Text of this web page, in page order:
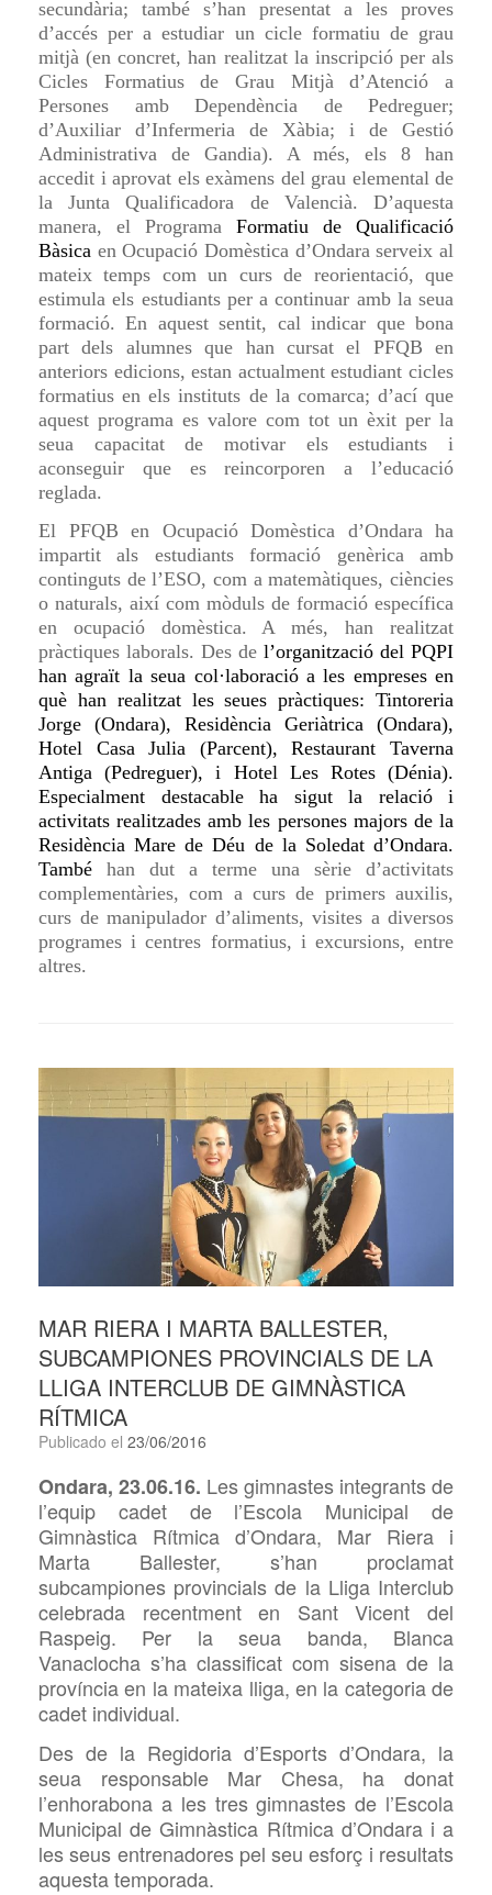
secundària; també s’han presentat a les proves
d’accés per a estudiar un cicle formatiu de grau
mitjà (en concret, han realitzat la inscripció per als
Cicles Formatius de Grau Mitjà d’Atenció a
Persones amb Dependència de Pedreguer;
d’Auxiliar d’Infermeria de Xàbia; i de Gestió
Administrativa de Gandia). A més, els 8 han
accedit i aprovat els exàmens del grau elemental de
la Junta Qualificadora de Valencià. D’aquesta
manera, el Programa Formatiu de Qualificació
Bàsica en Ocupació Domèstica d’Ondara serveix al
mateix temps com un curs de reorientació, que
estimula els estudiants per a continuar amb la seua
formació. En aquest sentit, cal indicar que bona
part dels alumnes que han cursat el PFQB en
anteriors edicions, estan actualment estudiant cicles
formatius en els instituts de la comarca; d’ací que
aquest programa es valore com tot un èxit per la
seua capacitat de motivar els estudiants i
aconseguir que es reincorporen a l’educació
reglada.
El PFQB en Ocupació Domèstica d’Ondara ha
impartit als estudiants formació genèrica amb
continguts de l’ESO, com a matemàtiques, ciències
o naturals, així com mòduls de formació específica
en ocupació domèstica. A més, han realitzat
pràctiques laborals. Des de l’organització del PQPI
han agraït la seua col·laboració a les empreses en
què han realitzat les seues pràctiques: Tintoreria
Jorge (Ondara), Residència Geriàtrica (Ondara),
Hotel Casa Julia (Parcent), Restaurant Taverna
Antiga (Pedreguer), i Hotel Les Rotes (Dénia).
Especialment destacable ha sigut la relació i
activitats realitzades amb les persones majors de la
Residència Mare de Déu de la Soledat d’Ondara.
També han dut a terme una sèrie d’activitats
complementàries, com a curs de primers auxilis,
curs de manipulador d’aliments, visites a diversos
programes i centres formatius, i excursions, entre
altres.
MAR RIERA I MARTA BALLESTER,
SUBCAMPIONES PROVINCIALS DE LA
LLIGA INTERCLUB DE GIMNÀSTICA
RÍTMICA
Publicado el 23/06/2016
Ondara, 23.06.16. Les gimnastes integrants de
l’equip cadet de l’Escola Municipal de
Gimnàstica Rítmica d’Ondara, Mar Riera i
Marta Ballester, s’han proclamat
subcampiones provincials de la Lliga Interclub
celebrada recentment en Sant Vicent del
Raspeig. Per la seua banda, Blanca
Vanaclocha s’ha classificat com sisena de la
província en la mateixa lliga, en la categoria de
cadet individual.
Des de la Regidoria d’Esports d’Ondara, la
seua responsable Mar Chesa, ha donat
l’enhorabona a les tres gimnastes de l’Escola
Municipal de Gimnàstica Rítmica d’Ondara i a
les seus entrenadores pel seu esforç i resultats
aquesta temporada.